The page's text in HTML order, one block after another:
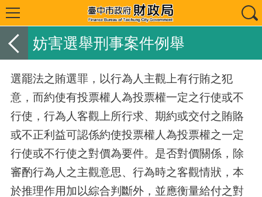
妨害選舉刑事案件例舉
選罷法之賄選罪，以行為人主觀上有行賄之犯
意，而約使有投票權人為投票權一定之行使或不
行使，行為人客觀上所行求、期約或交付之賄賂
或不正利益可認係約使投票權人為投票權之一定
行使或不行使之對價為要件。是否對價關係，除
審酌行為人之主觀意思、行為時之客觀情狀，本
於推理作用加以綜合判斷外，並應衡量給付之對